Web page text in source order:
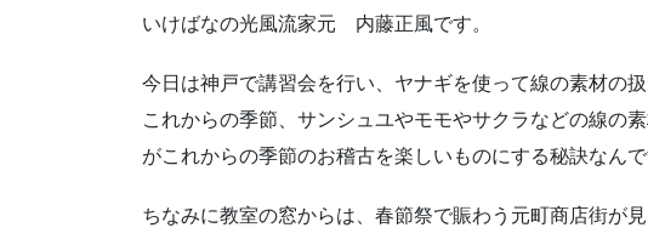
いけばなの光風流家元 内藤正風です。
今日は神戸で講習会を行い、ヤナギを使って線の素材の
これからの季節、サンシュユやモモやサクラなどの線の
がこれからの季節のお稽古を楽しいものにする秘訣なんで
ちなみに教室の窓からは、春節祭で賑わう元町商店街が